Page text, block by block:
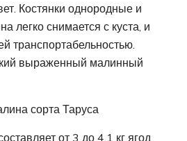
Костянки однородные и
легко снимается с куста, и
транспортабельностью.
выраженный малинный
сорта Таруса
от 3 до 4,1 кг ягод